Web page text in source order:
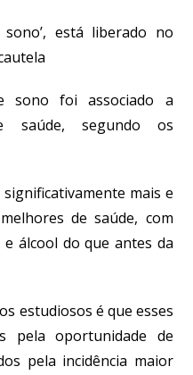
está liberado no
sono foi associado a
saúde, segundo os
mais e
de saúde, com
álcool do que antes da
estudiosos é que esses
pela oportunidade de
pela incidência maior